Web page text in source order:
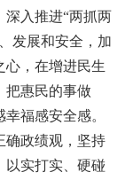
深入推进“两抓两
发展和安全，加
心，在增进民生
把惠民的事做
福感安全感。
确政绩观，坚持
以实打实、硬碰